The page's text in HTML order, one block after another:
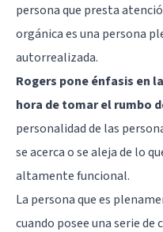
persona que presta
orgánica es una persona
autorrealizada.
Rogers pone énfasis en
hora de tomar el rumbo
personalidad de las
se acerca o se aleja de lo
altamente funcional.
La persona que es
cuando posee una serie de